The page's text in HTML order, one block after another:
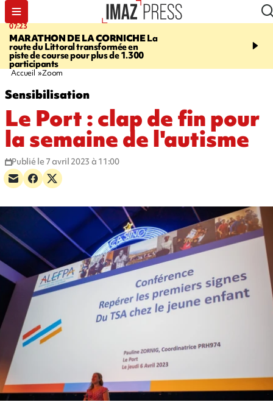
07:23
MARATHON DE LA CORNICHELa
route du Littoral transformée en
piste de course pour plus de 1.300
participants
08:37
braderie de l'océan
Accueil Zoom
Sensibilisation
Le Port : clap de fin pour
la semaine de l'autisme
Publié le 7 avril 2023 à 11:00